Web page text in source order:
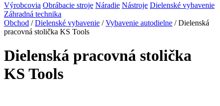
Výrobcovia Obrábacie stroje Náradie Nástroje Dielenské vybavenie
Záhradná technika
Obchod /Dielenské vybavenie /Vybavenie autodielne / Dielenská
pracovná stolička KS Tools
Dielenská pracovná stolička
KS Tools